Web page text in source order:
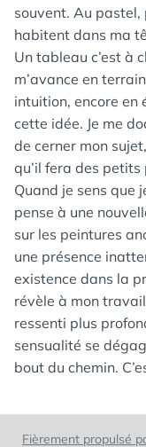
souvent. Au pastel,
habitent dans ma
Un tableau c’est à
m’avance en
intuition, encore en
cette idée. Je me
de cerner mon
qu’il fera des
Quand je sens que
pense à une
sur les peintures
une présence
existence dans la
révèle à mon
ressenti plus
sensualité se
bout du chemin.
Fièrement propulsé